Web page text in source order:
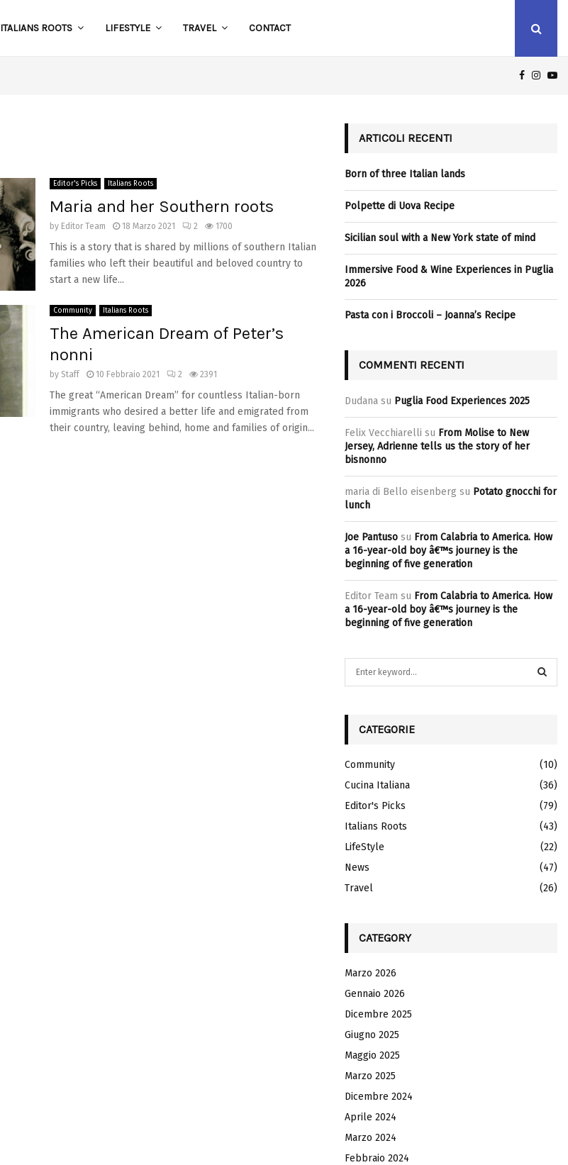
ITALIANS ROOTS LIFESTYLE TRAVEL CONTACT
Editor's Picks Italians Roots
Maria and her Southern roots
by Editor Team 18 Marzo 2021 2 1700
This is a story that is shared by millions of southern Italian
families who left their beautiful and beloved country to
start a new life...
Community Italians Roots
The American Dream of Peter’s
nonni
by Staff 10 Febbraio 2021 2 2391
The great “American Dream” for countless Italian-born
immigrants who desired a better life and emigrated from
their country, leaving behind, home and families of origin...
ARTICOLI RECENTI
Born of three Italian lands
Polpette di Uova Recipe
Sicilian soul with a New York state of mind
Immersive Food & Wine Experiences in Puglia
2026
Pasta con i Broccoli – Joanna’s Recipe
COMMENTI RECENTI
Dudana su Puglia Food Experiences 2025
Felix Vecchiarelli su From Molise to New
Jersey, Adrienne tells us the story of her
bisnonno
maria di Bello eisenberg su Potato gnocchi for
lunch
Joe Pantuso su From Calabria to America. How
a 16-year-old boy â€™s journey is the
beginning of five generation
Editor Team su From Calabria to America. How
a 16-year-old boy â€™s journey is the
beginning of five generation
o
r
:
A
R
C
H
CATEGORIE
Community
(10)
Cucina Italiana
(36)
Editor's Picks
(79)
Italians Roots
(43)
LifeStyle
(22)
News
(47)
Travel
(26)
CATEGORY
Marzo 2026
Gennaio 2026
Dicembre 2025
Giugno 2025
Maggio 2025
Marzo 2025
Dicembre 2024
Aprile 2024
Marzo 2024
Febbraio 2024